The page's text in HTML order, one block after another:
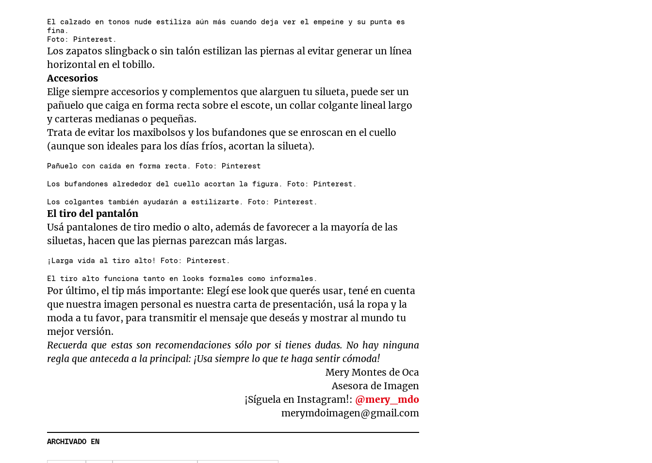
El calzado en tonos nude estiliza aún más cuando deja ver el empeine y su punta es
fina.
Foto: Pinterest.
Los zapatos slingback o sin talón estilizan las piernas al evitar generar un línea
horizontal en el tobillo.
Accesorios
Elige siempre accesorios y complementos que alarguen tu silueta, puede ser un
pañuelo que caiga en forma recta sobre el escote, un collar colgante lineal largo
y carteras medianas o pequeñas.
Trata de evitar los maxibolsos y los bufandones que se enroscan en el cuello
(aunque son ideales para los días fríos, acortan la silueta).
Pañuelo con caída en forma recta. Foto: Pinterest
Los bufandones alrededor del cuello acortan la figura. Foto: Pinterest.
Los colgantes también ayudarán a estilizarte. Foto: Pinterest.
El tiro del pantalón
Usá pantalones de tiro medio o alto, además de favorecer a la mayoría de las
siluetas, hacen que las piernas parezcan más largas.
¡Larga vida al tiro alto! Foto: Pinterest.
El tiro alto funciona tanto en looks formales como informales.
Por último, el tip más importante: Elegí ese look que querés usar, tené en cuenta
que nuestra imagen personal es nuestra carta de presentación, usá la ropa y la
moda a tu favor, para transmitir el mensaje que deseás y mostrar al mundo tu
mejor versión.
Recuerda que estas son recomendaciones sólo por si tienes dudas. No hay ninguna
regla que anteceda a la principal: ¡Usa siempre lo que te haga sentir cómoda!
Mery Montes de Oca
Asesora de Imagen
¡Síguela en Instagram!: @mery_mdo
merymdoimagen@gmail.com
ARCHIVADO EN